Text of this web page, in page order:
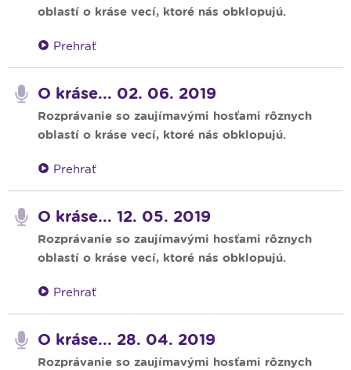
oblastí o kráse vecí, ktoré nás obklopujú.
Prehrať
O kráse... 02. 06. 2019
Rozprávanie so zaujímavými hosťami rôznych
oblastí o kráse vecí, ktoré nás obklopujú.
Prehrať
O kráse... 12. 05. 2019
Rozprávanie so zaujímavými hosťami rôznych
oblastí o kráse vecí, ktoré nás obklopujú.
Prehrať
O kráse... 28. 04. 2019
Rozprávanie so zaujímavými hosťami rôznych